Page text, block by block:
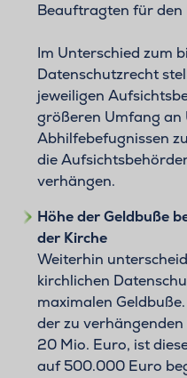
Beauftragten für den
Im Unterschied zum
Datenschutzrecht
jeweiligen
größeren Umfang
Abhilfebefugnissen
die
verhängen.
Höhe der Geldbuße
der Kirche
Weiterhin
kirchlichen
maximalen
der zu
20 Mio. Euro, ist
auf 500.000 Euro